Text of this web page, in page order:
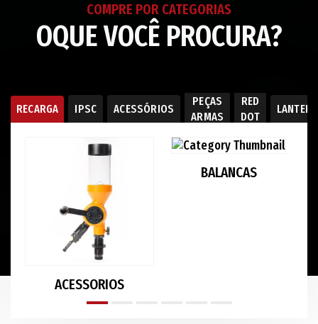
COMPRE POR CATEGORIAS
OQUE VOCÊ PROCURA?
RECARGA IPSC ACESSÓRIOS
PEÇAS
ARMAS
RED
DOT
ACESSORIOS
BALANCAS